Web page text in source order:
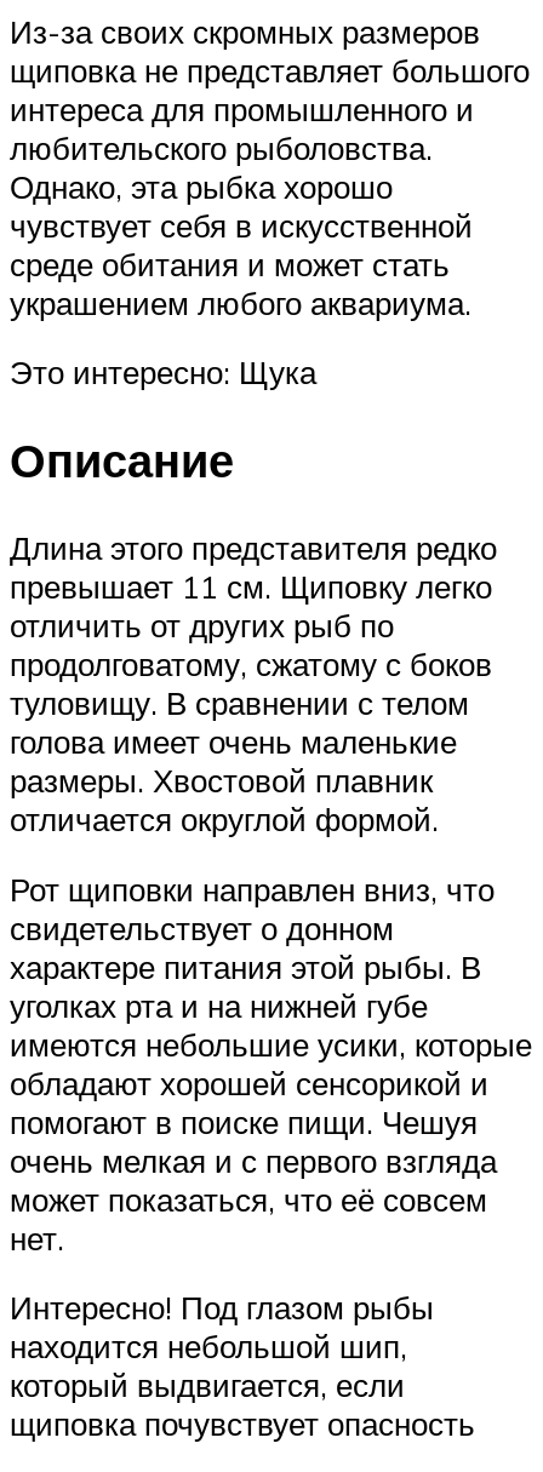
Из-за своих скромных размеров
щиповка не представляет большого
интереса для промышленного и
любительского рыболовства.
Однако, эта рыбка хорошо
чувствует себя в искусственной
среде обитания и может стать
украшением любого аквариума.
Это интересно: Щука
Описание
Длина этого представителя редко
превышает 11 см. Щиповку легко
отличить от других рыб по
продолговатому, сжатому с боков
туловищу. В сравнении с телом
голова имеет очень маленькие
размеры. Хвостовой плавник
отличается округлой формой.
Рот щиповки направлен вниз, что
свидетельствует о донном
характере питания этой рыбы. В
уголках рта и на нижней губе
имеются небольшие усики, которые
обладают хорошей сенсорикой и
помогают в поиске пищи. Чешуя
очень мелкая и с первого взгляда
может показаться, что её совсем
нет.
Интересно! Под глазом рыбы
находится небольшой шип,
который выдвигается, если
щиповка почувствует опасность